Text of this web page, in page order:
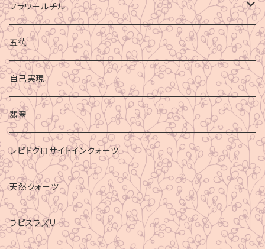
フラワールチル
心身の癒し
グラウディング
マイナスエネルギーからの防御
ビジネス成功
財運
五徳
自己実現
翡翠
レピドクロサイトインクォーツ
天然クォーツ
ラピスラズリ